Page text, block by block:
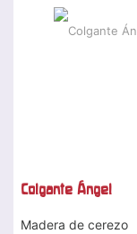
Colgante Ángel
Madera de cerezo